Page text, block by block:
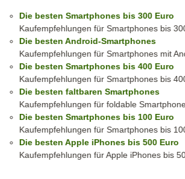
Die besten Smartphones bis 300 Euro
Kaufempfehlungen für Smartphones bis
Die besten Android-Smartphones
Kaufempfehlungen für Smartphones mit
Die besten Smartphones bis 400 Euro
Kaufempfehlungen für Smartphones bis
Die besten faltbaren Smartphones
Kaufempfehlungen für foldable
Die besten Smartphones bis 100 Euro
Kaufempfehlungen für Smartphones bis
Die besten Apple iPhones bis 500 Euro
Kaufempfehlungen für Apple iPhones bis